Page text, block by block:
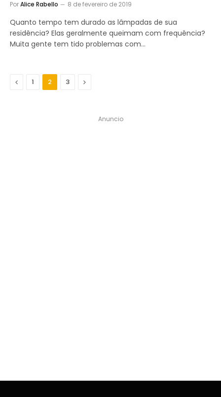
PorAlice Rabello 8 de fevereiro de 2019
Quanto tempo tem durado as lâmpadas de sua
residência? Elas geralmente queimam com frequência?
Muita gente tem tido problemas com…
Anterior
1 2 3 Próximo
Anuncio